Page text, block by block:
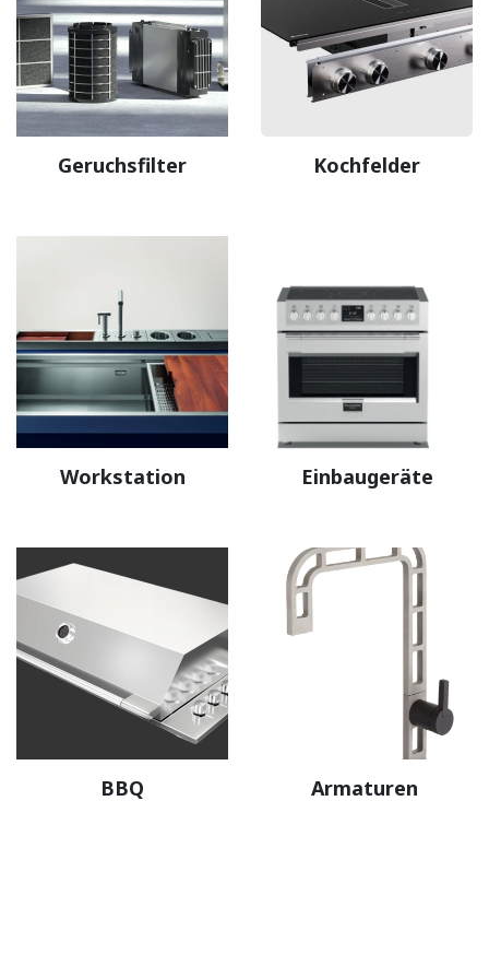
Geruchsfilter Kochfelder
Workstation Einbaugeräte
BBQ Armaturen